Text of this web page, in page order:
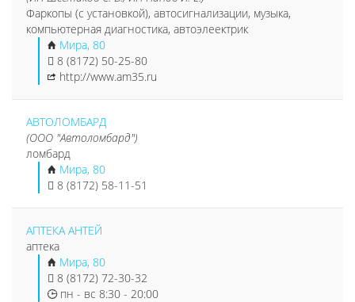
Фаркопы (с установкой), автосигнализации, музыка,
компьютерная диагностика, автоэлеектрик
Мира, 80
8 (8172) 50-25-80
http://www.am35.ru
АВТОЛОМБАРД
(ООО "Автоломбард")
ломбард
Мира, 80
8 (8172) 58-11-51
АПТЕКА АНТЕЙ
аптека
Мира, 80
8 (8172) 72-30-32
пн - вс 8:30 - 20:00